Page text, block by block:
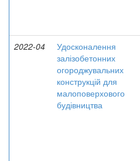
2022-04
Удосконалення
залізобетонних
огороджувальних
конструкцій для
малоповерхового
будівництва